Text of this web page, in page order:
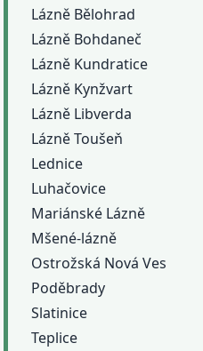
Lázně Bělohrad
Lázně Bohdaneč
Lázně Kundratice
Lázně Kynžvart
Lázně Libverda
Lázně Toušeň
Lednice
Luhačovice
Mariánské Lázně
Mšené-lázně
Ostrožská Nová Ves
Poděbrady
Slatinice
Teplice